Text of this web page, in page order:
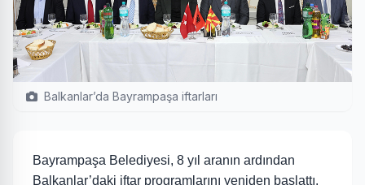
Balkanlar’da Bayrampaşa iftarları
Bayrampaşa Belediyesi, 8 yıl aranın ardından
Balkanlar’daki iftar programlarını yeniden başlattı.